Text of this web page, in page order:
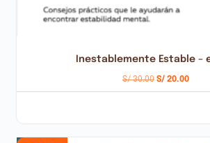
Inestablemente Estable –
S/30.00 S/ 20.00